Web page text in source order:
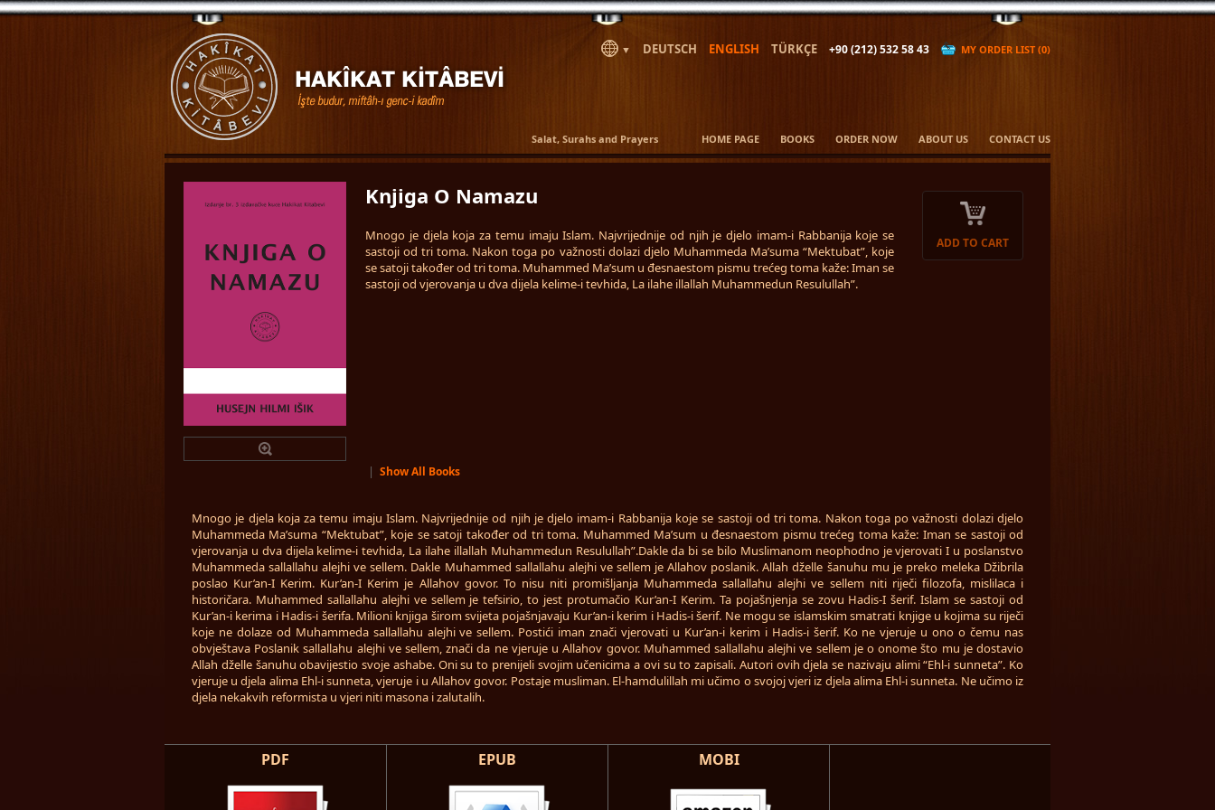
▼ DEUTSCH ENGLISH TÜRKÇE +90 (212) 532 58 43 MY ORDER LIST (0)
Salat, Surahs and Prayers HOME PAGE BOOKS ORDER NOW ABOUT US CONTACT US
Knjiga O Namazu
Mnogo je djela koja za temu imaju Islam. Najvrijednije od njih je djelo imam-i Rabbanija koje se
sastoji od tri toma. Nakon toga po važnosti dolazi djelo Muhammeda Ma’suma “Mektubat”, koje
se satoji također od tri toma. Muhammed Ma’sum u đesnaestom pismu trećeg toma kaže: Iman se
sastoji od vjerovanja u dva dijela kelime-i tevhida, La ilahe illallah Muhammedun Resulullah”.
ADD TO CART
| Show All Books
Mnogo je djela koja za temu imaju Islam. Najvrijednije od njih je djelo imam-i Rabbanija koje se sastoji od tri toma. Nakon toga po važnosti dolazi djelo
Muhammeda Ma’suma “Mektubat”, koje se satoji također od tri toma. Muhammed Ma’sum u đesnaestom pismu trećeg toma kaže: Iman se sastoji od
vjerovanja u dva dijela kelime-i tevhida, La ilahe illallah Muhammedun Resulullah”.Dakle da bi se bilo Muslimanom neophodno je vjerovati I u poslanstvo
Muhammeda sallallahu alejhi ve sellem. Dakle Muhammed sallallahu alejhi ve sellem je Allahov poslanik. Allah dželle šanuhu mu je preko meleka Džibrila
poslao Kur’an-I Kerim. Kur’an-I Kerim je Allahov govor. To nisu niti promišljanja Muhammeda sallallahu alejhi ve sellem niti riječi filozofa, mislilaca i
historičara. Muhammed sallallahu alejhi ve sellem je tefsirio, to jest protumačio Kur’an-I Kerim. Ta pojašnjenja se zovu Hadis-I šerif. Islam se sastoji od
Kur’an-i kerima i Hadis-i šerifa. Milioni knjiga širom svijeta pojašnjavaju Kur’an-i kerim i Hadis-i šerif. Ne mogu se islamskim smatrati knjige u kojima su riječi
koje ne dolaze od Muhammeda sallallahu alejhi ve sellem. Postići iman znači vjerovati u Kur’an-i kerim i Hadis-i šerif. Ko ne vjeruje u ono o čemu nas
obvještava Poslanik sallallahu alejhi ve sellem, znači da ne vjeruje u Allahov govor. Muhammed sallallahu alejhi ve sellem je o onome što mu je dostavio
Allah dželle šanuhu obavijestio svoje ashabe. Oni su to prenijeli svojim učenicima a ovi su to zapisali. Autori ovih djela se nazivaju alimi “Ehl-i sunneta”. Ko
vjeruje u djela alima Ehl-i sunneta, vjeruje i u Allahov govor. Postaje musliman. El-hamdulillah mi učimo o svojoj vjeri iz djela alima Ehl-i sunneta. Ne učimo iz
djela nekakvih reformista u vjeri niti masona i zalutalih.
PDF EPUB MOBI